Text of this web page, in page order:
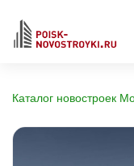
Каталог новостроек